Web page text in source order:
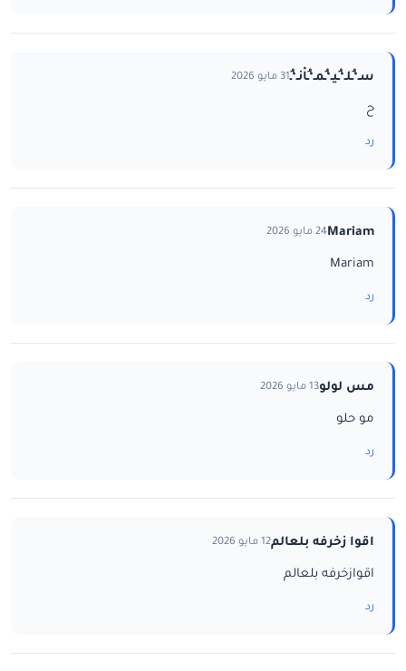
سـ‘ـُلـ‘ـُيـ‘ـُمـ‘ـُاْنـ‘ـُ31 مايو 2026
ح
رد
Mariam24 مايو 2026
Mariam
رد
مس لولو13 مايو 2026
مو حلو
رد
اقوا زخرفه بلعالم12 مايو 2026
اقوازخرفه بلعالم
رد